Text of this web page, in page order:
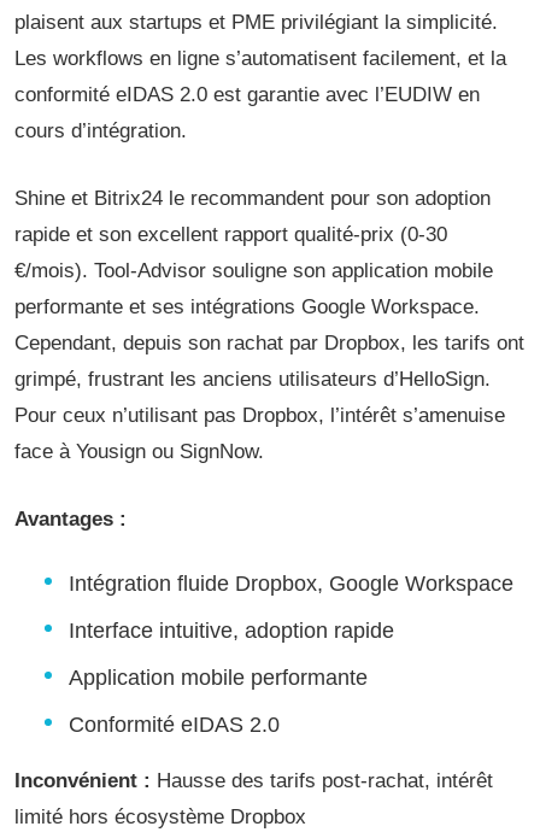
plaisent aux startups et PME privilégiant la simplicité.
Les workflows en ligne s’automatisent facilement, et la
conformité eIDAS 2.0 est garantie avec l’EUDIW en
cours d’intégration.
Shine et Bitrix24 le recommandent pour son adoption
rapide et son excellent rapport qualité-prix (0-30
€/mois). Tool-Advisor souligne son application mobile
performante et ses intégrations Google Workspace.
Cependant, depuis son rachat par Dropbox, les tarifs ont
grimpé, frustrant les anciens utilisateurs d’HelloSign.
Pour ceux n’utilisant pas Dropbox, l’intérêt s’amenuise
face à Yousign ou SignNow.
Avantages :
Intégration fluide Dropbox, Google Workspace
Interface intuitive, adoption rapide
Application mobile performante
Conformité eIDAS 2.0
Inconvénient : Hausse des tarifs post-rachat, intérêt
limité hors écosystème Dropbox